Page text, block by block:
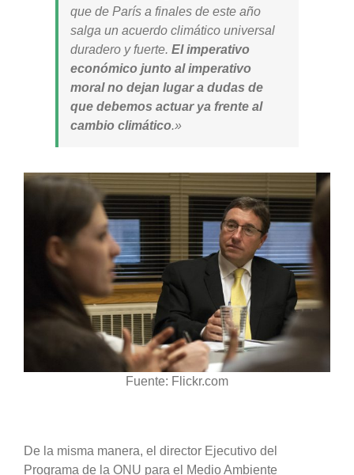
que de París a finales de este año
salga un acuerdo climático universal
duradero y fuerte. El imperativo
económico junto al imperativo
moral no dejan lugar a dudas de
que debemos actuar ya frente al
cambio climático.»
Fuente: Flickr.com
De la misma manera, el director Ejecutivo del
Programa de la ONU para el Medio Ambiente